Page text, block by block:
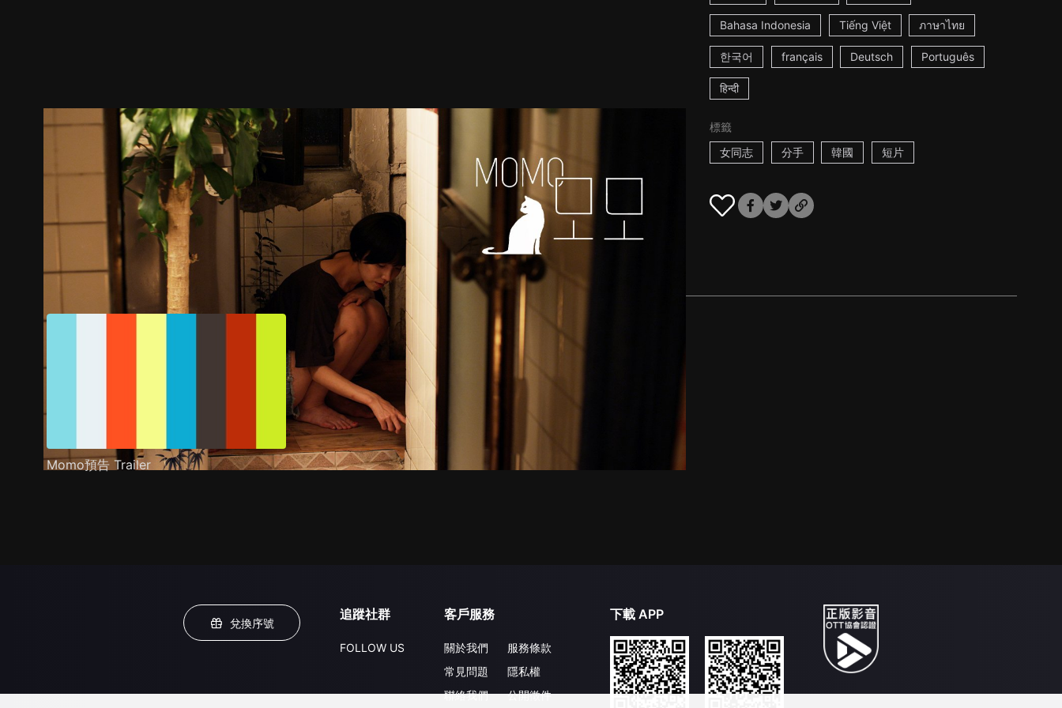
Bahasa Indonesia Tiếng Việt ภาษาไทย
한국어 français Deutsch Português
हिन्दी
標籤
女同志
分手 韓國 短片
預告 劇照 推薦影片 劇情介紹
Momo預告 Trailer
兌換序號
追蹤社群
FOLLOW US
客戶服務
關於我們
常見問題
聯絡我們
服務條款
隱私權
公開徵件
下載 APP